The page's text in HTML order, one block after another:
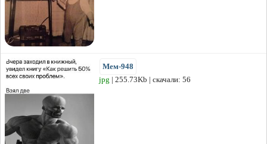
Мем-948
jpg | 255.73Kb | скачали: 56